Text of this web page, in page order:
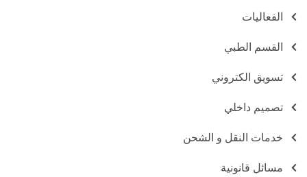
الفعاليات
القسم الطبي
تسويق الكتروني
تصميم داخلي
خدمات النقل و الشحن
مسائل قانونية